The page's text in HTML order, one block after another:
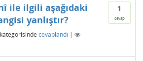
1
cevap
ile ilgili aşağıdaki
yanlıştır?
kategorisinde cevaplandı |